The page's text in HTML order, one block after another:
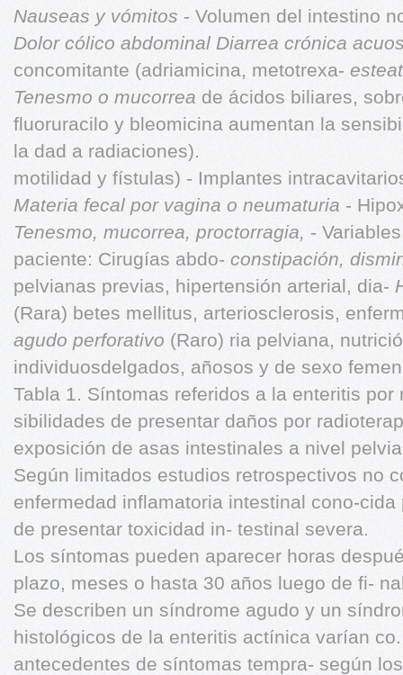
Nauseas y vómitos - Volumen del intestino
Dolor cólico abdominal Diarrea crónica
concomitante (adriamicina, metotrexa-
Tenesmo o mucorrea de ácidos biliares,
fluoruracilo y bleomicina aumentan la
la dad a radiaciones).
motilidad y fístulas) - Implantes
Materia fecal por vagina o neumaturia -
Tenesmo, mucorrea, proctorragia, -
paciente: Cirugías abdo- constipación,
pelvianas previas, hipertensión arterial, dia-
(Rara) betes mellitus, arteriosclerosis,
agudo perforativo (Raro) ria pelviana,
individuosdelgados, añosos y de sexo
Tabla 1. Síntomas referidos a la enteritis por
sibilidades de presentar daños por
exposición de asas intestinales a nivel
Según limitados estudios retrospectivos no
enfermedad inflamatoria intestinal cono-
de presentar toxicidad in- testinal severa.
Los síntomas pueden aparecer horas
plazo, meses o hasta 30 años luego de fi-
Se describen un síndrome agudo y un
histológicos de la enteritis actínica varían
antecedentes de síntomas tempra- según